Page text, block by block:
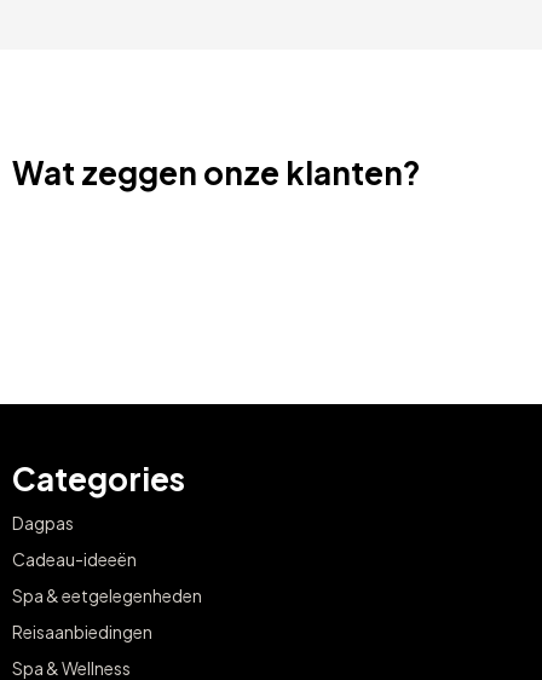
Wat zeggen onze klanten?
Categories
Dagpas
Cadeau-ideeën
Spa & eetgelegenheden
Reisaanbiedingen
Spa & Wellness